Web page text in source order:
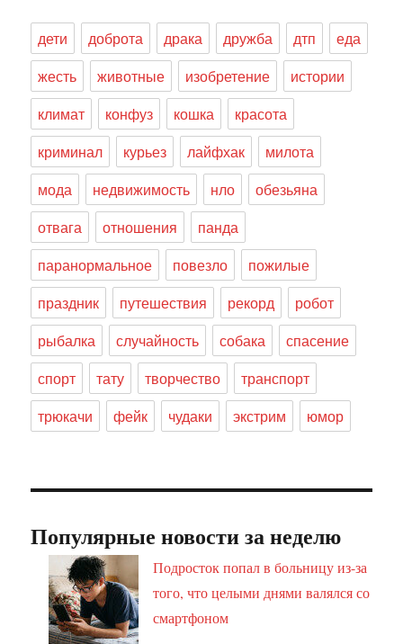
дети доброта драка дружба дтп
еда
жесть
животные изобретение
истории
климат
конфуз кошка
красота
криминал
курьез лайфхак
милота
мода
недвижимость нло
обезьяна
отвага
отношения
панда
паранормальное
повезло
пожилые
праздник
путешествия рекорд
робот
рыбалка
случайность собака
спасение
спорт
тату творчество
транспорт
трюкачи
фейк чудаки экстрим юмор
Популярные новости за неделю
Подросток попал в больницу из-за
того, что целыми днями валялся со
смартфоном